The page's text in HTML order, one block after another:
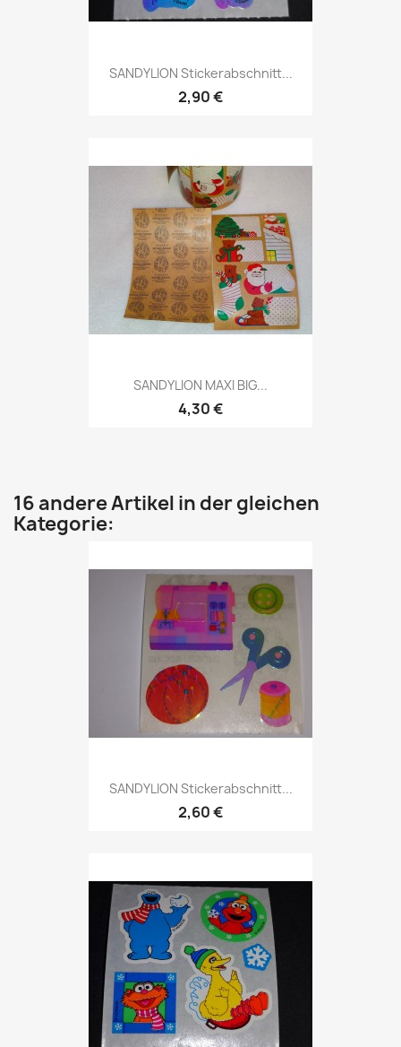
SANDYLION Stickerabschnitt...
2,90 €
SANDYLION MAXI BIG...
4,30 €
16 andere Artikel in der gleichen
Kategorie:
SANDYLION Stickerabschnitt...
2,60 €